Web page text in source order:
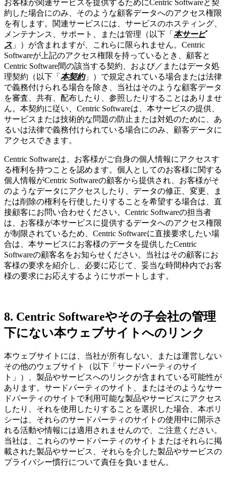
お客様が関連サービスを提供するためにCentric Softwareと契
約した場合にのみ、そのような顧客データへのアクセス権限
を有します。関連サービスには、サービスのホスティング、
メンテナンス、サポート、または管理（以下「 本サービ
ス 」）が含まれますが、これらに限られません。Centric
Softwareが上記のアクセス権限を持っているとき、顧客と
Centric Software間の該当する契約、および／またはデータ処
理契約（以下「 本契約」）で規定されている場合または法律
で義務付けられる場合を除き、当社はそのような顧客データ
を審査、共有、配布したり、参照したりすることはありませ
ん。本契約に従い、Centric Softwareは、本サービスの提供、
サービスまたは技術的な問題の防止または対処のために、あ
るいは法律で義務付けられている場合にのみ、顧客データに
アクセスできます。
Centric Softwareは、お客様がご自身の個人情報にアクセスす
る権利を持つことを認めます。個人としてのお客様に関する
個人情報がCentric Softwareの顧客から提供され、お客様がそ
のようなデータにアクセスしたり、データの修正、変更、ま
たは削除の権利を行使したりすることを希望する場合は、直
接顧客にお問い合わせください。Centric Softwareの担当者
は、お客様が本サービスに提供するデータへのアクセス権限
が制限されているため、Centric Softwareに直接要求したい場
合は、本サービスにお客様のデータを提供したCentric
Softwareの顧客名をお知らせください。当社はその顧客にお
客様の要求を紹介し、必要に応じて、妥当な時間枠内でお客
様の要求にお応えするようにサポートします。
8. Centric Softwareやその子会社の管理
下にない本ウェブサイトへのリンク
本ウェブサイトには、当社が所有しない、または運営しない
その他のウェブサイト（以下「サードパーティのサイ
ト」）、製品やサービスへのリンクが含まれている可能性が
あります。サードパーティのサイト、またはそのようなサー
ドパーティのサイトで利用可能な製品やサービスにアクセス
したり、それを使用したりすることを選択した場合、本ポリ
シーは、それらのサードパーティのサイトの使用中に開示さ
れる活動や情報には適用されませんので、ご注意ください。
当社は、これらのサードパーティのサイトまたはそれらに掲
載された製品やサービス、それらを介した製品やサービスの
プライバシー慣行について責任を負いません。